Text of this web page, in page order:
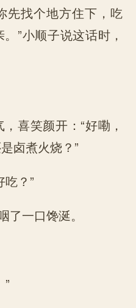
先找个地方住下，吃
”小顺子说这话时，
笑颜开：“好嘞，
卤煮火烧？”
？”
一口馋涎。